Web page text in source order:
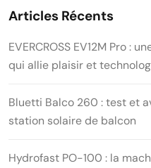
Articles Récents
EVERCROSS EV12M Pro :
qui allie plaisir et
Bluetti Balco 260 : test et
station solaire de balcon
Hydrofast PO-100 : la